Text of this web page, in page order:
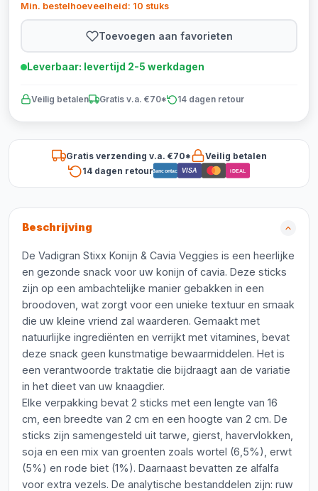
Min. bestelhoeveelheid: 10 stuks
Toevoegen aan favorieten
Leverbaar: levertijd 2-5 werkdagen
Veilig betalen Gratis v.a. €70* 14 dagen retour
Gratis verzending v.a. €70*
Veilig betalen
14 dagen retourBancontact VISA iDEAL
Beschrijving
De Vadigran Stixx Konijn & Cavia Veggies is een heerlijke
en gezonde snack voor uw konijn of cavia. Deze sticks
zijn op een ambachtelijke manier gebakken in een
broodoven, wat zorgt voor een unieke textuur en smaak
die uw kleine vriend zal waarderen. Gemaakt met
natuurlijke ingrediënten en verrijkt met vitamines, bevat
deze snack geen kunstmatige bewaarmiddelen. Het is
een verantwoorde traktatie die bijdraagt aan de variatie
in het dieet van uw knaagdier.
Elke verpakking bevat 2 sticks met een lengte van 16
cm, een breedte van 2 cm en een hoogte van 2 cm. De
sticks zijn samengesteld uit tarwe, gierst, havervlokken,
soja en een mix van groenten zoals wortel (6,5%), erwt
(5%) en rode biet (1%). Daarnaast bevatten ze alfalfa
voor extra vezels. De analytische bestanddelen zijn: ruw